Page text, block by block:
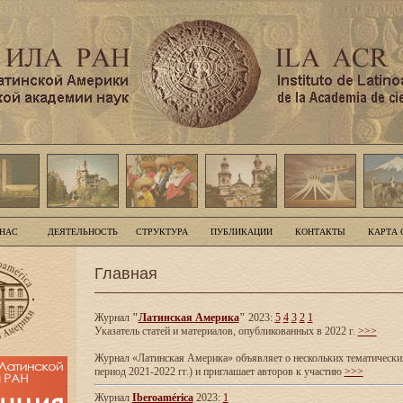
ДЕЯТЕЛЬНОСТЬ СТРУКТУРА ПУБЛИКАЦИИ КОНТАКТЫ КАРТА
Главная
Журнал"Латинская Америка" 2023: 5 4 3 2 1
Указатель статей и материалов, опубликованных в 2022 г. >>>
Журнал «Латинская Америка» объявляет о нескольких
период 2021-2022 гг.) и приглашает авторов к участию >>>
Журнал Iberoamérica2023: 1